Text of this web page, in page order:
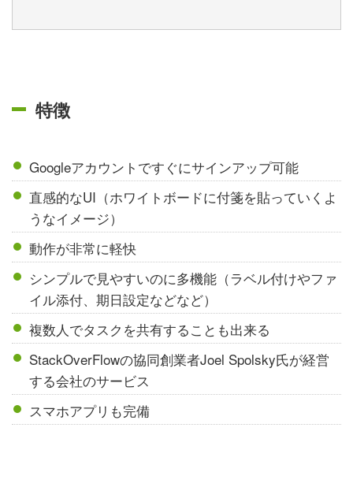
特徴
Googleアカウントですぐにサインアップ可能
直感的なUI（ホワイトボードに付箋を貼っていくよ
うなイメージ）
動作が非常に軽快
シンプルで見やすいのに多機能（ラベル付けやファ
イル添付、期日設定などなど）
複数人でタスクを共有することも出来る
StackOverFlowの協同創業者Joel Spolsky氏が経営
する会社のサービス
スマホアプリも完備